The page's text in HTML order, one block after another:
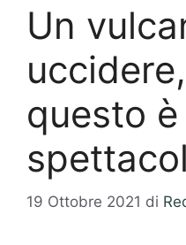
Un
questo
19 Ottobre 2021 di